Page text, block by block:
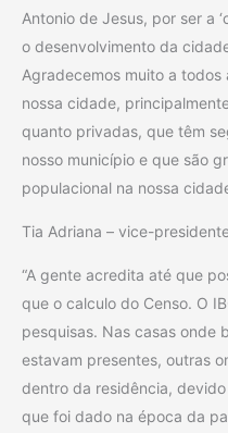
Antonio de Jesus, por ser a
o desenvolvimento da
Agradecemos muito a
nossa cidade,
quanto privadas, que têm
nosso município e que são
populacional na nossa
Tia Adriana – vice-
“A gente acredita até que
que o calculo do Censo. O
pesquisas. Nas casas onde
estavam presentes, outras
dentro da residência,
que foi dado na época da